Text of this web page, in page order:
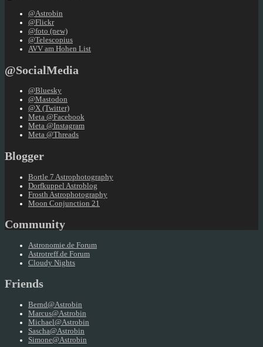
@Astrobin
@Flickr
@foto (new)
@Telescopius
AVV am Hohen List
@SocialMedia
@Bluesky
@Mastodon
@X (Twitter)
Meta @Facebook
Meta @Instagram
Meta @Threads
Blogger
Bortle 7 Astrophotography
Dorfkuppel Astroblog
Frosth Astrophotography
Moon Conjunction 21
Community
Astronomie.de Forum
Astrotreff.de Forum
Cloudy Nights
Friends
Bernd@Astrobin
Marcus@Astrobin
Michael@Astrobin
Sascha@Astrobin
Simone@Astrobin